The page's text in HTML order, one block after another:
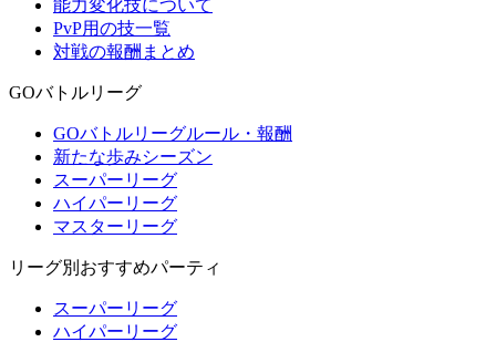
能力変化技について
PvP用の技一覧
対戦の報酬まとめ
GOバトルリーグ
GOバトルリーグルール・報酬
新たな歩みシーズン
スーパーリーグ
ハイパーリーグ
マスターリーグ
リーグ別おすすめパーティ
スーパーリーグ
ハイパーリーグ